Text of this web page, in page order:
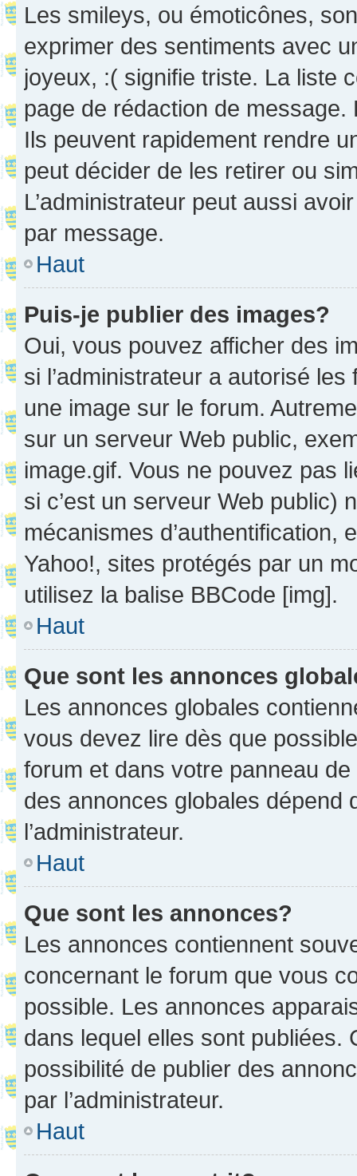
Les smileys, ou émoticônes,
exprimer des sentiments avec
joyeux, :( signifie triste. La liste
page de rédaction de
Ils peuvent rapidement rendre
peut décider de les retirer ou
L’administrateur peut aussi
par message.
Haut
Puis-je publier des images?
Oui, vous pouvez afficher des
si l’administrateur a autorisé
une image sur le forum.
sur un serveur Web public,
image.gif. Vous ne pouvez pas
si c’est un serveur Web public)
mécanismes d’authentification,
Yahoo!, sites protégés par un
utilisez la balise BBCode [img].
Haut
Que sont les annonces
Les annonces globales
vous devez lire dès que
forum et dans votre panneau
des annonces globales dépend
l’administrateur.
Haut
Que sont les annonces?
Les annonces contiennent
concernant le forum que vous
possible. Les annonces
dans lequel elles sont publiées.
possibilité de publier des
par l’administrateur.
Haut